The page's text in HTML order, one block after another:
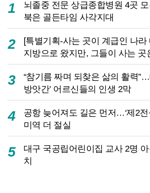
1
뇌졸중 전문 상급종합병원 4곳
북은 골든타임 사각지대
2
[특별기획-사는 곳이 계급인 나
지방으로 왔지만, 그들이 사는 곳
3
“참기름 짜며 되찾은 삶의 활력
방앗간’ 어르신들의 인생 2막
4
공항 늦어져도 길은 먼저…‘제2전
미역 더 절실
5
대구 국공립어린이집 교사 2명
치